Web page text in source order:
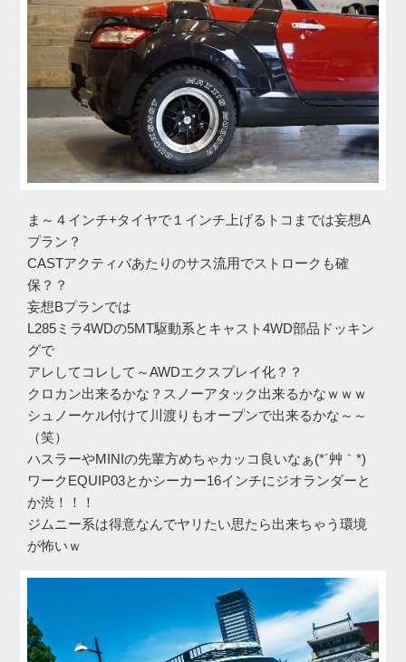
ま～４インチ+タイヤで１インチ上げるトコまでは妄想A
プラン？
CASTアクティバあたりのサス流用でストロークも確
保？？
妄想Bプランでは
L285ミラ4WDの5MT駆動系とキャスト4WD部品ドッキン
グで
アレしてコレして～AWDエクスプレイ化？？
クロカン出来るかな？スノーアタック出来るかなｗｗｗ
シュノーケル付けて川渡りもオープンで出来るかな～～
（笑）
ハスラーやMINIの先輩方めちゃカッコ良いなぁ(*´艸｀*)
ワークEQUIP03とかシーカー16インチにジオランダーと
か渋！！！
ジムニー系は得意なんでヤリたい思たら出来ちゃう環境
が怖いｗ